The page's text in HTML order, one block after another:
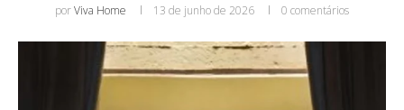
porViva Home 13 de junho de 2026 0 comentários